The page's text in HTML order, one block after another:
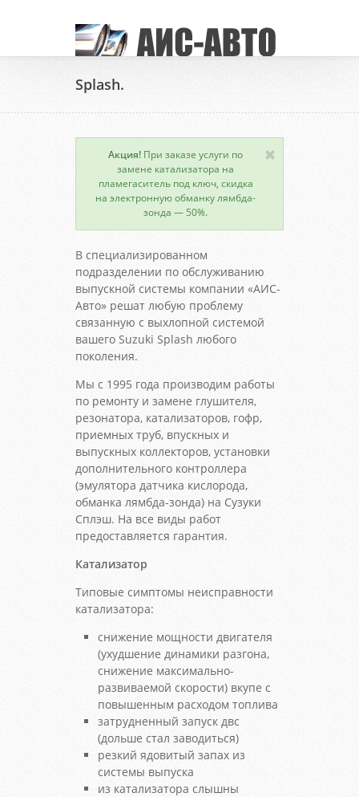
Splash.
Акция! При заказе услуги по
замене катализатора на
пламегаситель под ключ, скидка
на электронную обманку лямбда-
зонда — 50%.
В специализированном
подразделении по обслуживанию
выпускной системы компании «АИС-
Авто» решат любую проблему
связанную с выхлопной системой
вашего Suzuki Splash любого
поколения.
Мы с 1995 года производим работы
по ремонту и замене глушителя,
резонатора, катализаторов, гофр,
приемных труб, впускных и
выпускных коллекторов, установки
дополнительного контроллера
(эмулятора датчика кислорода,
обманка лямбда-зонда) на Сузуки
Сплэш. На все виды работ
предоставляется гарантия.
Катализатор
Типовые симптомы неисправности
катализатора:
снижение мощности двигателя
(ухудшение динамики разгона,
снижение максимально-
развиваемой скорости) вкупе с
повышенным расходом топлива
затрудненный запуск двс
(дольше стал заводиться)
резкий ядовитый запах из
системы выпуска
из катализатора слышны